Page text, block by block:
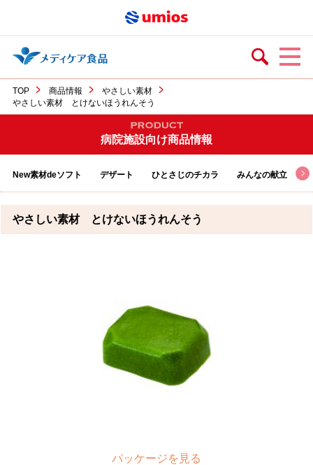
TOP 商品情報
やさしい素材
やさしい素材 とけないほうれんそう
病院施設向け商品情報
New素材deソフト デザート ひとさじのチカラ みんなの献立
やさしい素材 とけないほうれんそう
パッケージを見る